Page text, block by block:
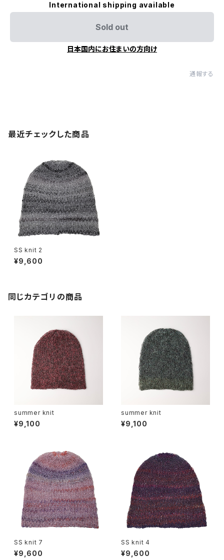
International shipping available
Sold out
日本国内にお住まいの方向け
通報する
最近チェックした商品
SS knit 2
¥9,600
同じカテゴリの商品
summer knit
¥9,100
summer knit
¥9,100
SS knit 7
¥9,600
SS knit 4
¥9,600